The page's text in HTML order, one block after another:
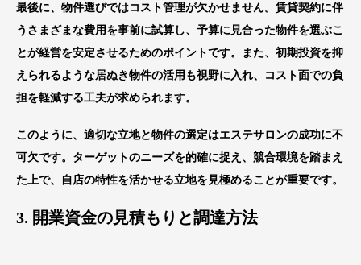
最後に、物件選びではコスト管理が欠かせません。賃貸契約に伴
うさまざまな費用を事前に試算し、予算に見合った物件を選ぶこ
とが経営を安定させるためのポイントです。また、初期投資を抑
えられるような居ぬき物件の活用も視野に入れ、コスト面での負
担を軽減する工夫が求められます。
このように、適切な立地と物件の選定はエステサロンの成功に不
可欠です。ターゲットのニーズを的確に捉え、競合環境を踏まえ
た上で、自店の特性を活かせる立地を見極めることが重要です。
3. 開業資金の見積もりと調達方法